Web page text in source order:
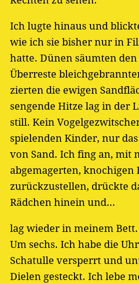
Ich lugte hinaus und
wie ich sie bisher nur in
hatte. Dünen säumten
Überreste
zierten die ewigen
sengende Hitze lag in der
still. Kein
spielenden Kinder, nur das
von Sand. Ich fing an, mit
abgemagerten, knochigen
zurückzustellen, drückte
Rädchen hinein und…
lag wieder in meinem
Um sechs. Ich habe die
Schatulle versperrt und
Dielen gesteckt. Ich lebe